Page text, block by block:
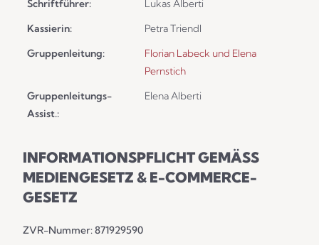
Schriftführer:
Lukas Alberti
Kassierin:
Petra Triendl
Gruppenleitung:
Florian Labeck und Elena
Pernstich
Gruppenleitungs-
Assist.:
Elena Alberti
INFORMATIONSPFLICHT GEMÄSS M
EDIENGESETZ & E-COMMERCE-G
ESETZ
ZVR-Nummer: 871929590